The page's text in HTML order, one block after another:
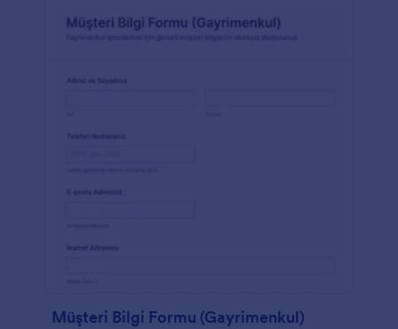
Müşteri Bilgi Formu (Gayrimenkul)